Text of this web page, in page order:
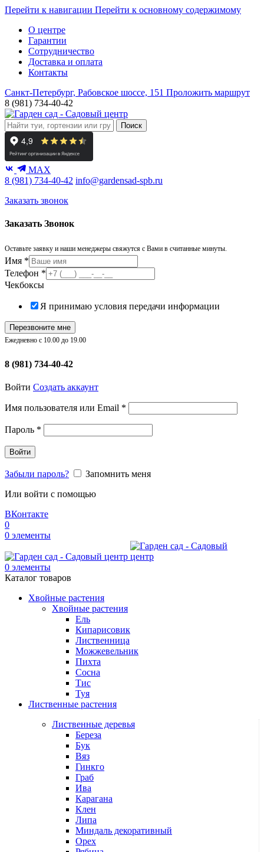
Перейти к навигации Перейти к основному содержимому
О центре
Гарантии
Сотрудничество
Доставка и оплата
Контакты
Санкт-Петербург, Рабовское шоссе, 151 Проложить маршрут
8 (981) 734-40-42
Поиск
MAX
8 (981) 734-40-42 info@gardensad-spb.ru
Заказать звонок
Заказать Звонок
Оставьте заявку и наши менеджеры свяжутся с Вами в считанные минуты.
Имя *
Телефон *
Чекбоксы
Я принимаю условия передачи информации
Перезвоните мне
Ежедневно с 10.00 до 19.00
8 (981) 734-40-42
Войти Создать аккаунт
Имя пользователя или Email *
Пароль *
Войти
Забыли пароль?
Запомнить меня
Или войти с помощью
ВКонтакте
0
0 элементы
0 элементы
Каталог товаров
Хвойные растения
Хвойные растения
Ель
Кипарисовик
Лиственница
Можжевельник
Пихта
Сосна
Тис
Туя
Лиственные растения
Лиственные деревья
Береза
Бук
Вяз
Гинкго
Граб
Ива
Карагана
Клен
Липа
Миндаль декоративный
Орех